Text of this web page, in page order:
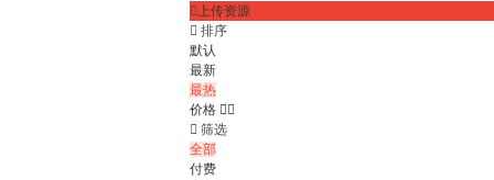
上传资源
 排序
默认
最新
最热
价格 
 筛选
全部
付费